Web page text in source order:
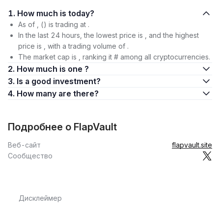
1. How much is today?
As of , () is trading at .
In the last 24 hours, the lowest price is , and the highest
price is , with a trading volume of .
The market cap is , ranking it # among all cryptocurrencies.
2. How much is one ?
3. Is a good investment?
4. How many are there?
Подробнее о FlapVault
Веб-сайт
flapvault.site
Сообщество
Дисклеймер